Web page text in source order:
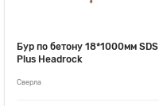
Бур по бетону 18*1000мм SDS
Plus Headrock
Сверла